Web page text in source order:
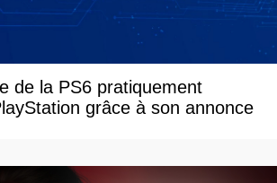
de la PS6 pratiquement
grâce à son annonce